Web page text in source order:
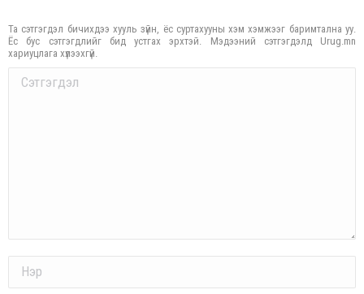
Та сэтгэгдэл бичихдээ хууль зүйн, ёс суртахууны хэм хэмжээг баримтална уу.
Ёс бус сэтгэгдлийг бид устгах эрхтэй. Мэдээний сэтгэгдэлд Urug.mn
хариуцлага хүлээхгүй.
Comment